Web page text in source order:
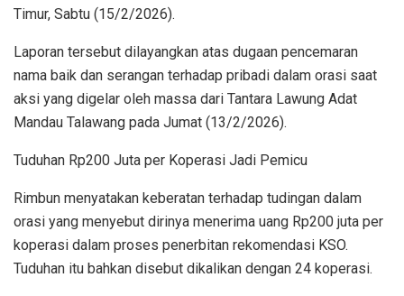
Timur, Sabtu (15/2/2026).
Laporan tersebut dilayangkan atas dugaan pencemaran
nama baik dan serangan terhadap pribadi dalam orasi saat
aksi yang digelar oleh massa dari Tantara Lawung Adat
Mandau Talawang pada Jumat (13/2/2026).
Tuduhan Rp200 Juta per Koperasi Jadi Pemicu
Rimbun menyatakan keberatan terhadap tudingan dalam
orasi yang menyebut dirinya menerima uang Rp200 juta per
koperasi dalam proses penerbitan rekomendasi KSO.
Tuduhan itu bahkan disebut dikalikan dengan 24 koperasi.